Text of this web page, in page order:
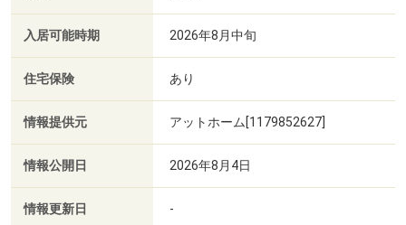
入居可能時期 2026年8月中旬
住宅保険 あり
情報提供元 アットホーム[1179852627]
情報公開日 2026年8月4日
情報更新日 -